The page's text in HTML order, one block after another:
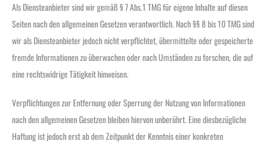
Als Diensteanbieter sind wir gemäß § 7 Abs.1 TMG für eigene Inhalte auf diesen
Seiten nach den allgemeinen Gesetzen verantwortlich. Nach §§ 8 bis 10 TMG sind
wir als Diensteanbieter jedoch nicht verpflichtet, übermittelte oder gespeicherte
fremde Informationen zu überwachen oder nach Umständen zu forschen, die auf
eine rechtswidrige Tätigkeit hinweisen.
Verpflichtungen zur Entfernung oder Sperrung der Nutzung von Informationen
nach den allgemeinen Gesetzen bleiben hiervon unberührt. Eine diesbezügliche
Haftung ist jedoch erst ab dem Zeitpunkt der Kenntnis einer konkreten